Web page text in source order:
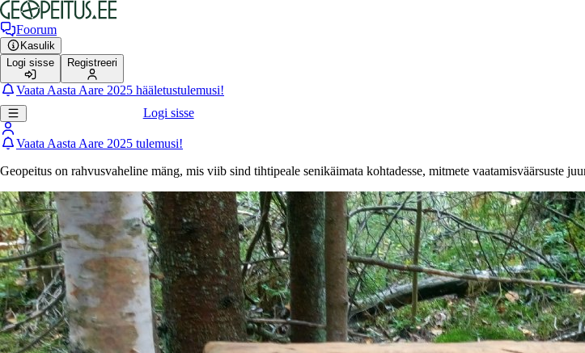
Foorum
Kasulik
Logi sisse
Registreeri
Vaata Aasta Aare 2025 hääletustulemusi!
Logi sisse
Vaata Aasta Aare 2025 tulemusi!
Geopeitus on rahvusvaheline mäng, mis viib sind tihtipeale senikäimata kohtadesse, mitmete vaatamisväärsuste